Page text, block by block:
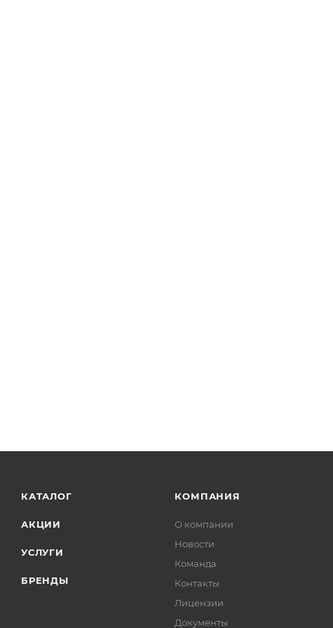
КАТАЛОГ
АКЦИИ
УСЛУГИ
БРЕНДЫ
КОМПАНИЯ
О компании
Новости
Команда
Контакты
Лицензии
Документы